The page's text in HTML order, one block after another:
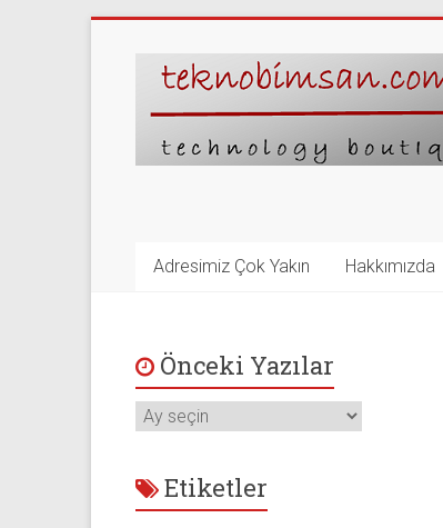
Adresimiz Çok Yakın Hakkımızda
Önceki Yazılar
Önceki
Yazılar
Etiketler